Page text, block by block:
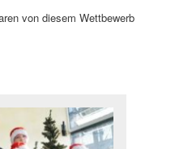
von diesem Wettbewerb